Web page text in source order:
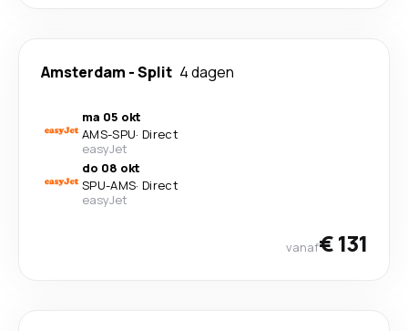
Amsterdam -Split 4 dagen
ma 05 okt
AMS-SPU· Direct
easyJet
do 08 okt
SPU-AMS· Direct
easyJet
vanaf€ 131